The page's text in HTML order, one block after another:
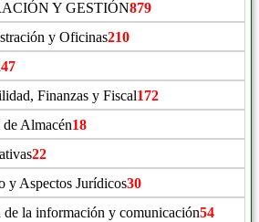
Y GESTIÓN879
y Oficinas210
47
Finanzas y Fiscal172
Almacén18
22
y Aspectos Jurídicos30
de la información y comunicación54